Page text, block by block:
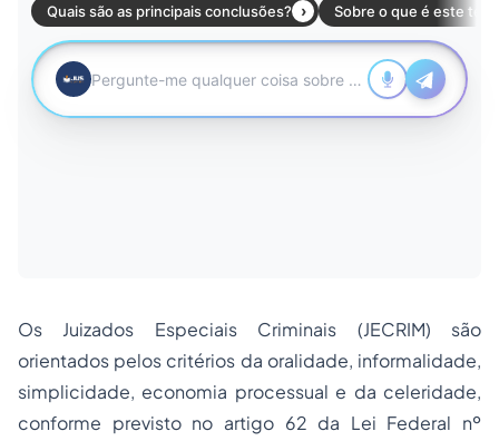
Os Juizados Especiais Criminais (JECRIM) são
orientados pelos critérios da oralidade, informalidade,
simplicidade, economia processual e da celeridade,
conforme previsto no artigo 62 da Lei Federal nº